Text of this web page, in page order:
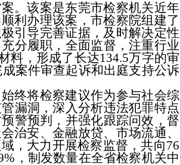
。该案是东莞市检察机关近年
利办理该案，市检察院组建了
引导完善证据，及时解决定性
分履职，全面监督，注重行业
料，形成了长达134.5万字的审
案件审查起诉和出庭支持公诉
终将检察建议作为参与社会综
漏洞，深入分析违法犯罪特点
警预判，并强化跟踪问效，督
治安、金融放贷、市场流通、
，大力开展检察监督，共向76
，制发数量在全省检察机关中